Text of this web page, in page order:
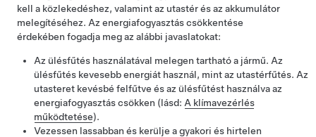
kell a közlekedéshez, valamint az utastér és az akkumulátor
melegítéséhez. Az energiafogyasztás csökkentése
érdekében fogadja meg az alábbi javaslatokat:
Az ülésfűtés használatával melegen tartható a jármű. Az
ülésfűtés kevesebb energiát használ, mint az utastérfűtés. Az
utasteret kevésbé felfűtve és az ülésfűtést használva az
energiafogyasztás csökken (lásd: A klímavezérlés
működtetése).
Vezessen lassabban és kerülje a gyakori és hirtelen